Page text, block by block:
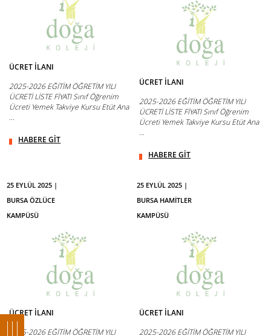
ÜCRET İLANI
2025-2026 EĞİTİM ÖĞRETİM YILI
ÜCRETİ LİSTE FİYATI Sınıf Öğrenim
Ücreti Yemek Takviye Kursu Etüt Ana
...
HABERE GİT
ÜCRET İLANI
2025-2026 EĞİTİM ÖĞRETİM YILI
ÜCRETİ LİSTE FİYATI Sınıf Öğrenim
Ücreti Yemek Takviye Kursu Etüt Ana
...
HABERE GİT
25 EYLÜL 2025 |
BURSA ÖZLÜCE
KAMPÜSÜ
ÜCRET İLANI
2025-2026 EĞİTİM ÖĞRETİM YILI
25 EYLÜL 2025 |
BURSA HAMİTLER
KAMPÜSÜ
ÜCRET İLANI
2025-2026 EĞİTİM ÖĞRETİM YILI